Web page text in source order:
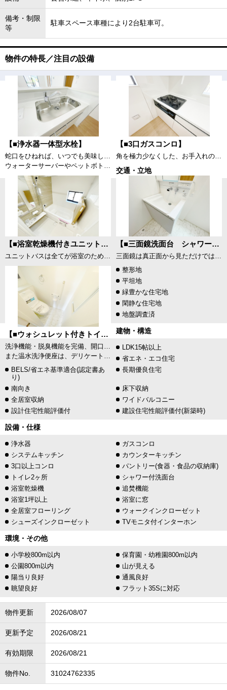
備考・制限
等
駐車スペース車種により2台駐車可。
物件の特長／注目の設備
【■浄水器一体型水栓】
蛇口をひねれば、いつでも美味しい水が飲めるのは大きなメリットです。
ウォーターサーバーやペットボトルをその都度入れるのは大変ですが、シンク内の蛇口から浄水出れば楽に炊事ができますね。
【■3口ガスコンロ】
角を極力少なくした、お手入れのしやすい「すっきりクリーンごとく」。3口全てに温度センサーが付き、高温炒め機能付き。片面焼きグリルも搭載しています。消し忘れ消火機能付き、安全で機能的なガスコンロです。
【■浴室乾燥機付きユニットバス（追炊き付き）（サンプル画像）】
ユニットバスは全てが浴室のために設計されているため、掃除のしやすさやカビの生えにくさ汚れにくさに特化しています。 素材は汚れが付きにくいものが使用され、お手入れが最小限に抑えられる浴室となっております。
【■三面鏡洗面台 シャワーヘッド付き（サンプル画像）】
三面鏡は真正面から見ただけでは気付けない色んな角度から確認でき、収納スペースが豊富であるということがメリットです。また、シャワーヘッド付きの水栓です。ミラー扉の内側がすべて収納スペースになっています。
【■ウォシュレット付きトイレ（サンプル画像）】
洗浄機能・脱臭機能を完備、開口窓も設け清潔な室内にすることが可能です。
また温水洗浄便座は、デリケートな皮膚などを清潔に保つことができ、便座も温度調節ができるので、寒い冬も快適にトイレに座ることが可能。
交通・立地
整形地
平坦地
緑豊かな住宅地
閑静な住宅地
地盤調査済
建物・構造
LDK15帖以上
省エネ・エコ住宅
BELS/省エネ基準適合(認定書あ
り)
長期優良住宅
南向き
床下収納
全居室収納
ワイドバルコニー
設計住宅性能評価付
建設住宅性能評価付(新築時)
設備・仕様
浄水器
ガスコンロ
システムキッチン
カウンターキッチン
3口以上コンロ
パントリー(食器・食品の収納庫)
トイレ2ヶ所
シャワー付洗面台
浴室乾燥機
追焚機能
浴室1坪以上
浴室に窓
全居室フローリング
ウォークインクローゼット
シューズインクローゼット
TVモニタ付インターホン
環境・その他
小学校800m以内
保育園・幼稚園800m以内
公園800m以内
山が見える
陽当り良好
通風良好
眺望良好
フラット35Sに対応
物件更新 2026/08/07
更新予定 2026/08/21
有効期限 2026/08/21
物件No. 31024762335